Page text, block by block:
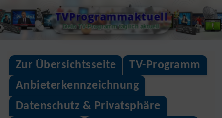
Skip
to
TVProgrammaktuell
Dein TV-Programm täglich aktuell
Zur Übersichtsseite
TV-Programm
Anbieterkennzeichnung
Datenschutz & Privatsphäre